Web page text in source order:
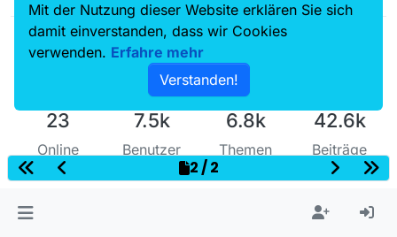
23
Online
7.5k
Benutzer
6.8k
Themen
42.6k
Beiträge
2 / 2
Mit der Nutzung dieser Website erklären Sie sich
damit einverstanden, dass wir Cookies
verwenden. Erfahre mehr
Verstanden!